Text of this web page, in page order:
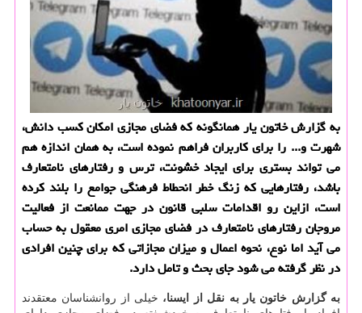
به گزارش خاتون یار همانگونه که فضای مجازی امکان کسب دانش،
شهرت و... را برای کاربران فراهم نموده است، به همان اندازه هم
می تواند بستری برای ایجاد خشونت، ترس و رفتارهای نامتعارف
باشد، رفتارهایی که زنگ خطر انحطاط فرهنگی جوامع را بلند کرده
است، ازاین رو اقدامات سلبی قانون در جهت ممانعت از فعالیت
مروجان رفتارهای نامتعارف در فضای مجازی امری معقول به حساب
می آید اما نوع، نحوه اعمال و میزان مجازاتی که برای چنین افرادی
در نظر گرفته می شود جای بحث و تامل دارد.
به گزارش خاتون یار به نقل از ایسنا، خیلی از روانشناسان معتقدند